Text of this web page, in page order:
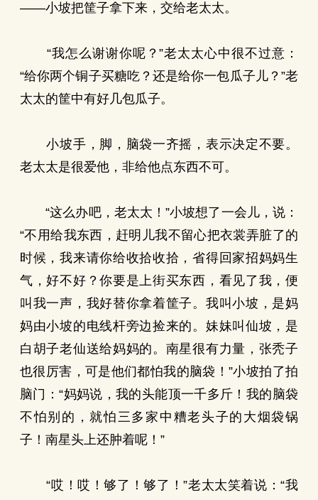
——小坡把筐子拿下来，交给老太太。
“我怎么谢谢你呢？”老太太心中很不过意：
“给你两个铜子买糖吃？还是给你一包瓜子儿？”老
太太的筐中有好几包瓜子。
小坡手，脚，脑袋一齐摇，表示决定不要。
老太太是很爱他，非给他点东西不可。
“这么办吧，老太太！”小坡想了一会儿，说：
“不用给我东西，赶明儿我不留心把衣裳弄脏了的
时候，我来请你给收拾收拾，省得回家招妈妈生
气，好不好？你要是上街买东西，看见了我，便
叫我一声，我好替你拿着筐子。我叫小坡，是妈
妈由小坡的电线杆旁边捡来的。妹妹叫仙坡，是
白胡子老仙送给妈妈的。南星很有力量，张秃子
也很厉害，可是他们都怕我的脑袋！”小坡拍了拍
脑门：“妈妈说，我的头能顶一千多斤！我的脑袋
不怕别的，就怕三多家中糟老头子的大烟袋锅
子！南星头上还肿着呢！”
“哎！哎！够了！够了！”老太太笑着说：“我